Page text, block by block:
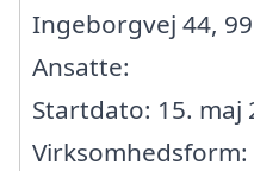
Ingeborgvej 44,
Ansatte:
Startdato: 15. maj